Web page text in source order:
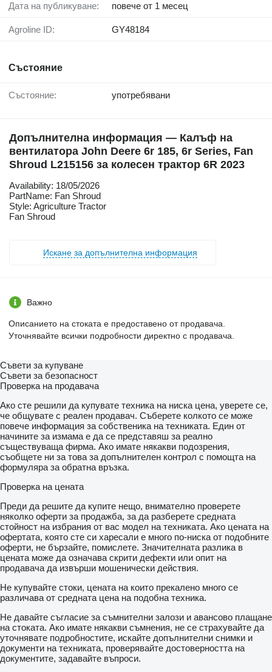
Дата на публикуване: повече от 1 месец
Agroline ID: GY48184
Състояние
Състояние: употребявани
Допълнителна информация — Калъф на
вентилатора John Deere 6r 185, 6r Series, Fan
Shroud L215156 за колесен трактор 6R 2023
Availability: 18/05/2026
PartName: Fan Shroud
Style: Agriculture Tractor
Fan Shroud
Искане за допълнителна информация
Важно
Описанието на стоката е предоставено от продавача.
Уточнявайте всички подробности директно с продавача.
Съвети за купуване
Съвети за безопасност
Проверка на продавача
Ако сте решили да купувате техника на ниска цена, уверете се,
че общувате с реален продавач. Съберете колкото се може
повече информация за собственика на техниката. Един от
начините за измама е да се представяш за реално
съществуваща фирма. Ако имате някакви подозрения,
съобщете ни за това за допълнителен контрол с помощта на
формуляра за обратна връзка.
Проверка на цената
Преди да решите да купите нещо, внимателно проверете
няколко оферти за продажба, за да разберете средната
стойност на избрания от вас модел на техниката. Ако цената на
офертата, която сте си харесали е много по-ниска от подобните
оферти, не бързайте, помислете. Значителната разлика в
цената може да означава скрити дефекти или опит на
продавача да извърши мошенически действия.
Не купувайте стоки, цената на които прекалено много се
различава от средната цена на подобна техника.
Не давайте съгласие за съмнителни залози и авансово плащане
на стоката. Ако имате някакви съмнения, не се страхувайте да
уточнявате подробностите, искайте допълнителни снимки и
документи на техниката, проверявайте достоверността на
документите, задавайте въпроси.